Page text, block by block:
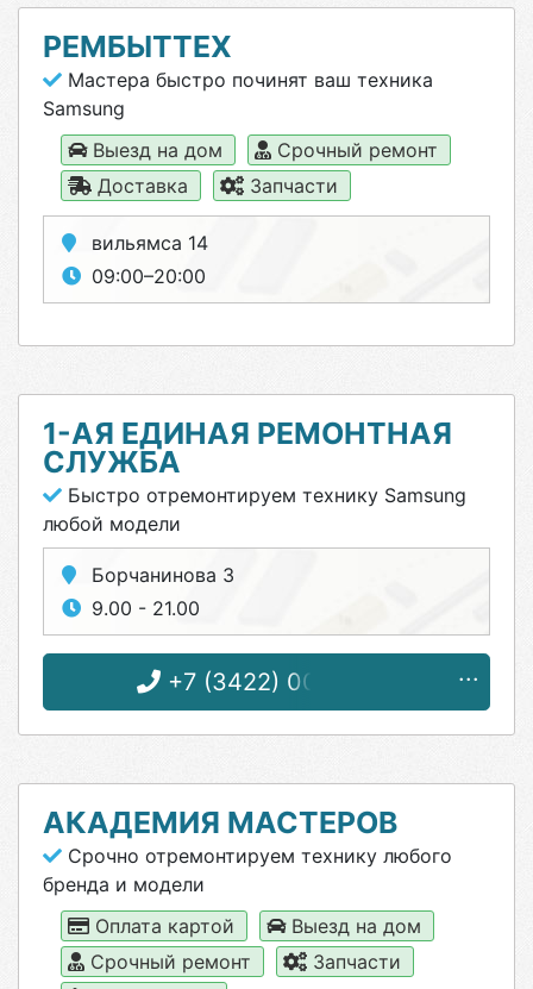
РЕМБЫТТЕХ
Мастера быстро починят ваш техника
Samsung
Выезд на дом
Срочный ремонт
Доставка
Запчасти
вильямса 14
09:00–20:00
1-АЯ ЕДИНАЯ РЕМОНТНАЯ
СЛУЖБА
Быстро отремонтируем технику Samsung
любой модели
Борчанинова 3
9.00 - 21.00
+7 (3422) 00-88-90
АКАДЕМИЯ МАСТЕРОВ
Срочно отремонтируем технику любого
бренда и модели
Оплата картой
Выезд на дом
Срочный ремонт
Запчасти